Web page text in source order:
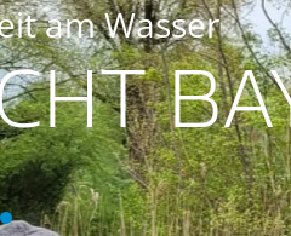
am Wasser
Wasserwacht Bayern
Wasserwacht Bayern